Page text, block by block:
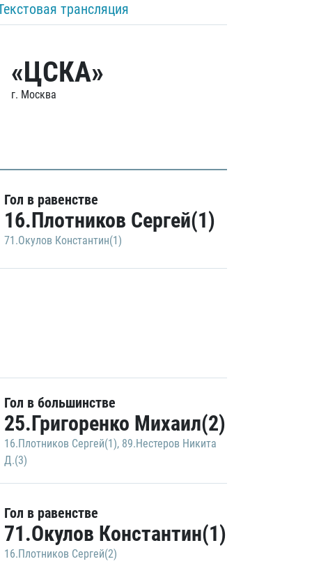
трансляция
«ЦСКА»
г. Москва
Гол в равенстве
16.Плотников Сергей(1)
71.Окулов Константин(1)
Гол в большинстве
25.Григоренко Михаил(2)
16.Плотников Сергей(1), 89.Нестеров Никита
Д.(3)
Гол в равенстве
71.Окулов Константин(1)
16.Плотников Сергей(2)